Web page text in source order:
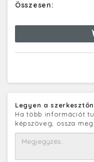
Összesen:
Legyen a
Ha több információt
képszöveg, ossza